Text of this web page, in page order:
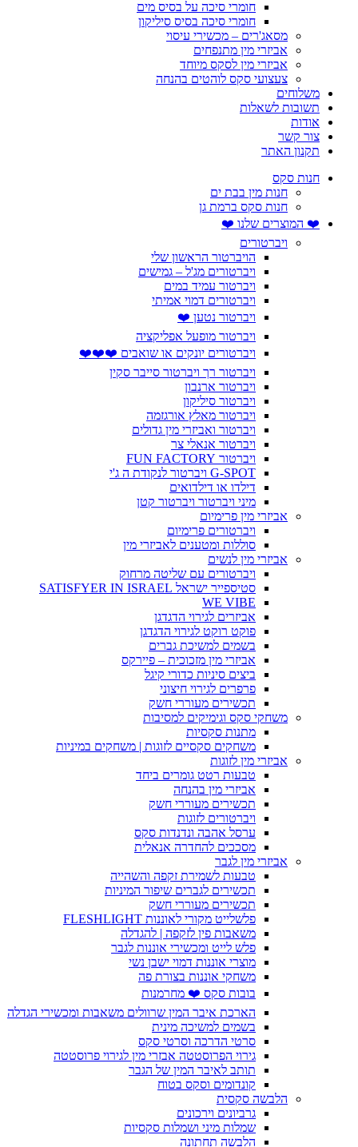
חומרי סיכה על בסיס מים
חומרי סיכה בסיס סיליקון
מסאג'רים – מכשירי עיסוי
אביזרי מין מתנפחים
אביזרי מין לסקס מיוחד
צעצועי סקס לוהטים בהנחה
משלוחים
תשובות לשאלות
אודות
צור קשר
תקנון האתר
חנות סקס
חנות מין בבת ים
חנות סקס ברמת גן
❤️ המוצרים שלנו ❤️
ויברטורים
הויברטור הראשון שלי
ויברטורים מג'ל – גמישים
ויברטור עמיד במים
ויברטורים דמוי אמיתי
ויברטור נטען ❤️
ויברטור מופעל אפליקציה
ויברטורים יונקים או שואבים ❤️❤️❤️
ויברטור רך ויברטור סייבר סקין
ויברטור ארנבון
ויברטור סיליקון
ויברטור מאלץ אורגזמה
ויברטור ואביזרי מין גדולים
ויברטור אנאלי צר
ויברטור FUN FACTORY
G-SPOT ויברטור לנקודת ה ג'י
דילדו או דילדואים
מיני ויברטור ויברטור קטן
אביזרי מין פרימיום
ויברטורים פרימיום
סוללות ומטענים לאביזרי מין
אביזרי מין לנשים
ויברטורים עם שליטה מרחוק
סטיספייר ישראל SATISFYER IN ISRAEL
WE VIBE
אביזרים לגירוי הדגדגן
פוקט רוקט לגירוי הדגדגן
בשמים למשיכת גברים
אביזרי מין מזכוכית – פיירקס
ביצים סיניות כדורי קיגל
פרפרים לגירוי חיצוני
תכשירים מעוררי חשק
משחקי סקס וגימיקים למסיבות
מתנות סקסיות
משחקים סקסיים לזוגות | משחקים במיניות
אביזרי מין לזוגות
טבעות רטט גומרים ביחד
אביזרי מין בהנחה
תכשירים מעוררי חשק
ויברטורים לזוגות
ערסל אהבה ונדנדות סקס
מסככים להחדרה אנאלית
אביזרי מין לגבר
טבעות לשמירת זקפה והשהייה
תכשירים לגברים שיפור המיניות
תכשירים מעוררי חשק
פלשלייט מקורי לאוננות FLESHLIGHT
משאבות פין לזקפה | להגדלה
פלש לייט ומכשירי אוננות לגבר
מוצרי אוננות דמוי ישבן נשי
משחקי אוננות בצורת פה
בובות סקס ❤️ מחרמנות
הארכת איבר המין שרוולים משאבות ומכשירי הגדלה
בשמים למשיכה מינית
סרטי הדרכה וסרטי סקס
גירוי הפרוסטטה אבזרי מין לגירוי פרוסטטה
תותב לאיבר המין של הגבר
קונדומים וסקס בטוח
הלבשה סקסית
גרביונים וירכונים
שמלות מיני ושמלות סקסיות
הלבשה תחתונה